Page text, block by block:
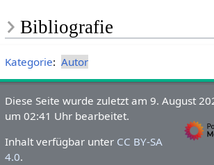
Bibliografie
Kategorie: Autor
Diese Seite wurde zuletzt am 9. August
um 02:41 Uhr bearbeitet.
Inhalt verfügbar unter CC BY-SA
4.0.